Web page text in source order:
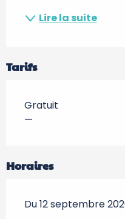
Lire la suite
Tarifs
Gratuit
—
Horaires
Du 12 septembre